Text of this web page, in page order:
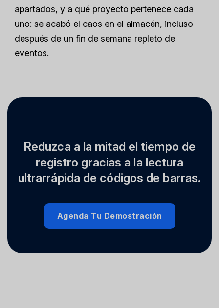
apartados, y a qué proyecto pertenece cada
uno: se acabó el caos en el almacén, incluso
después de un fin de semana repleto de
eventos.
Reduzca a la mitad el tiempo de
registro gracias a la lectura
ultrarrápida de códigos de barras.
Agenda Tu Demostración